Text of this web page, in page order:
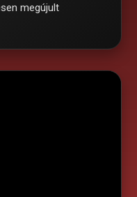
megújult